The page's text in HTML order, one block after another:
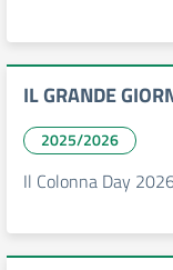
IL GRANDE
2025/2026
Il Colonna Day